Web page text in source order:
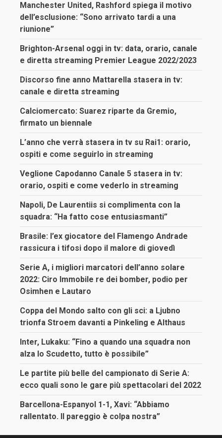
Manchester United, Rashford spiega il motivo
dell’esclusione: “Sono arrivato tardi a una
riunione”
Brighton-Arsenal oggi in tv: data, orario, canale
e diretta streaming Premier League 2022/2023
Discorso fine anno Mattarella stasera in tv:
canale e diretta streaming
Calciomercato: Suarez riparte da Gremio,
firmato un biennale
L’anno che verrà stasera in tv su Rai1: orario,
ospiti e come seguirlo in streaming
Veglione Capodanno Canale 5 stasera in tv:
orario, ospiti e come vederlo in streaming
Napoli, De Laurentiis si complimenta con la
squadra: “Ha fatto cose entusiasmanti”
Brasile: l’ex giocatore del Flamengo Andrade
rassicura i tifosi dopo il malore di giovedì
Serie A, i migliori marcatori dell’anno solare
2022: Ciro Immobile re dei bomber, podio per
Osimhen e Lautaro
Coppa del Mondo salto con gli sci: a Ljubno
trionfa Stroem davanti a Pinkeling e Althaus
Inter, Lukaku: “Fino a quando una squadra non
alza lo Scudetto, tutto è possibile”
Le partite più belle del campionato di Serie A:
ecco quali sono le gare più spettacolari del 2022
Barcellona-Espanyol 1-1, Xavi: “Abbiamo
rallentato. Il pareggio è colpa nostra”